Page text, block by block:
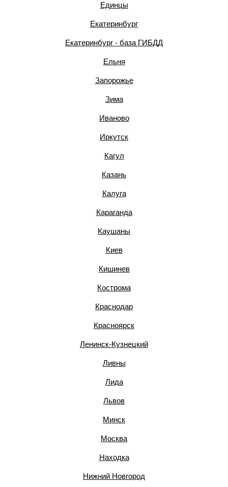
Единцы
Екатеринбург
Екатеринбург - база ГИБДД
Ельня
Запорожье
Зима
Иваново
Иркутск
Кагул
Казань
Калуга
Караганда
Каушаны
Киев
Кишинев
Кострома
Краснодар
Красноярск
Ленинск-Кузнецкий
Ливны
Лида
Львов
Минск
Москва
Находка
Нижний Новгород